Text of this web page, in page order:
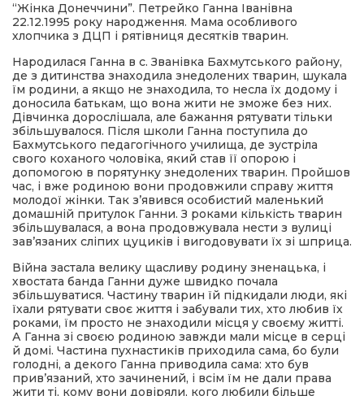
політика
місія
“Жінка Донеччини”. Петрейко Ганна Іванівна
22.12.1995 року народження. Мама особливого
хлопчика з ДЦП і рятівниця десятків тварин.
Народилася Ганна в с. Званівка Бахмутського району,
де з дитинства знаходила знедолених тварин, шукала
їм родини, а якщо не знаходила, то несла їх додому і
доносила батькам, що вона жити не зможе без них.
Дівчинка дорослішала, але бажання рятувати тільки
збільшувалося. Після школи Ганна поступила до
Бахмутського педагогічного училища, де зустріла
свого коханого чоловіка, який став її опорою і
допомогою в порятунку знедолених тварин. Пройшов
час, і вже родиною вони продовжили справу життя
молодої жінки. Так з’явився особистий маленький
домашній притулок Ганни. З роками кількість тварин
збільшувалася, а вона продовжувала нести з вулиці
зав’язаних сліпих цуциків і вигодовувати їх зі шприца.
Війна застала велику щасливу родину зненацька, і
хвостата банда Ганни дуже швидко почала
збільшуватися. Частину тварин їй підкидали люди, які
їхали рятувати своє життя і забували тих, хто любив їх
роками, їм просто не знаходили місця у своєму житті.
А Ганна зі своєю родиною завжди мали місце в серці
й домі. Частина пухнастиків приходила сама, бо були
голодні, а декого Ганна приводила сама: хто був
прив’язаний, хто зачинений, і всім їм не дали права
жити ті, кому вони довіряли, кого любили більше